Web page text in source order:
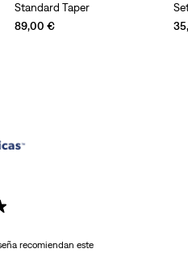
Standard Taper
89,00 €
recomiendan este